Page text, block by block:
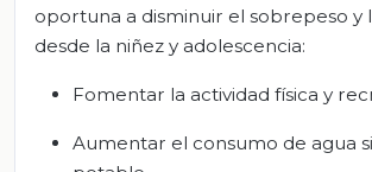
oportuna a disminuir el sobrepeso y
desde la niñez y adolescencia:
Fomentar la actividad física y
Aumentar el consumo de agua